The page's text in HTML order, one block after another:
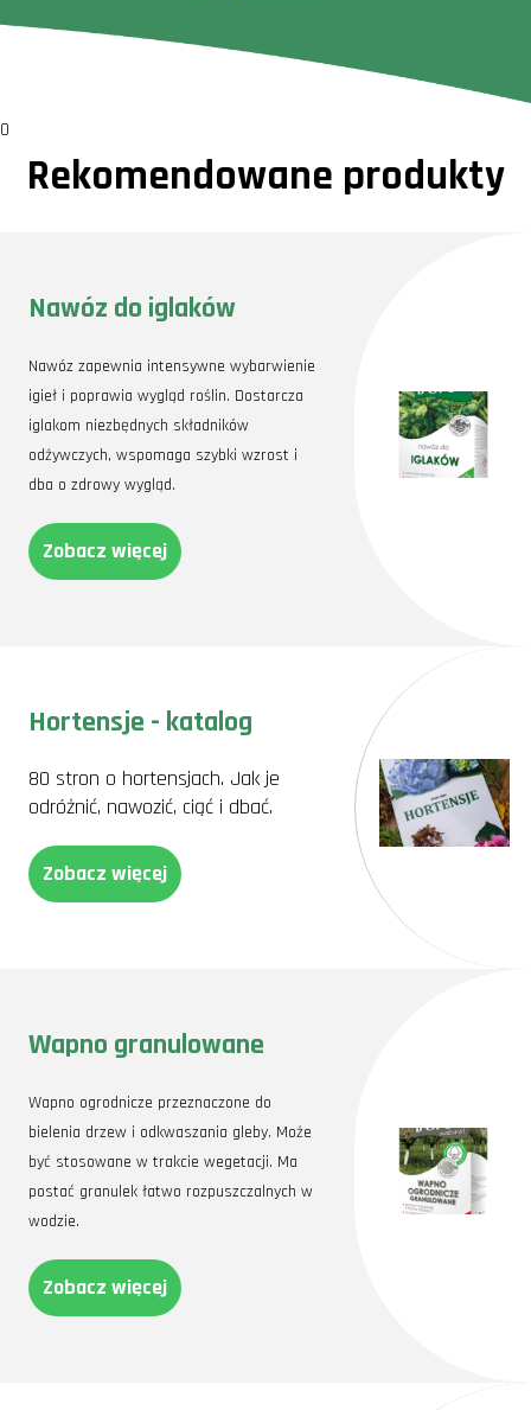
0
Rekomendowane produkty
Nawóz do iglaków
Nawóz zapewnia intensywne wybarwienie
igieł i poprawia wygląd roślin. Dostarcza
iglakom niezbędnych składników
odżywczych, wspomaga szybki wzrost i
dba o zdrowy wygląd.
Zobacz więcej
Hortensje - katalog
80 stron o hortensjach. Jak je
odróżnić, nawozić, ciąć i dbać.
Zobacz więcej
Wapno granulowane
Wapno ogrodnicze przeznaczone do
bielenia drzew i odkwaszania gleby. Może
być stosowane w trakcie wegetacji. Ma
postać granulek łatwo rozpuszczalnych w
wodzie.
Zobacz więcej